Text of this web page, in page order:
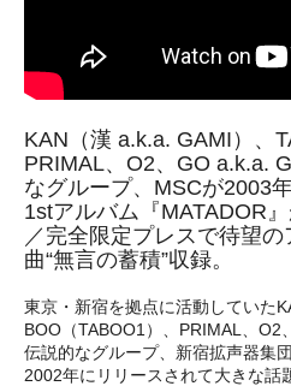
KAN（漢 a.k.a. GAMI）、
PRIMAL、O2、GO a.k.a.
なグループ、MSCが2003
1stアルバム『MATADOR
／完全限定プレスで待望
曲“無言の蓄積”収録。
東京・新宿を拠点に活動していた
BOO（TABOO1）、PRIMAL、O2
伝説的なグループ、新宿拡声器集
2002年にリリースされて大きな話